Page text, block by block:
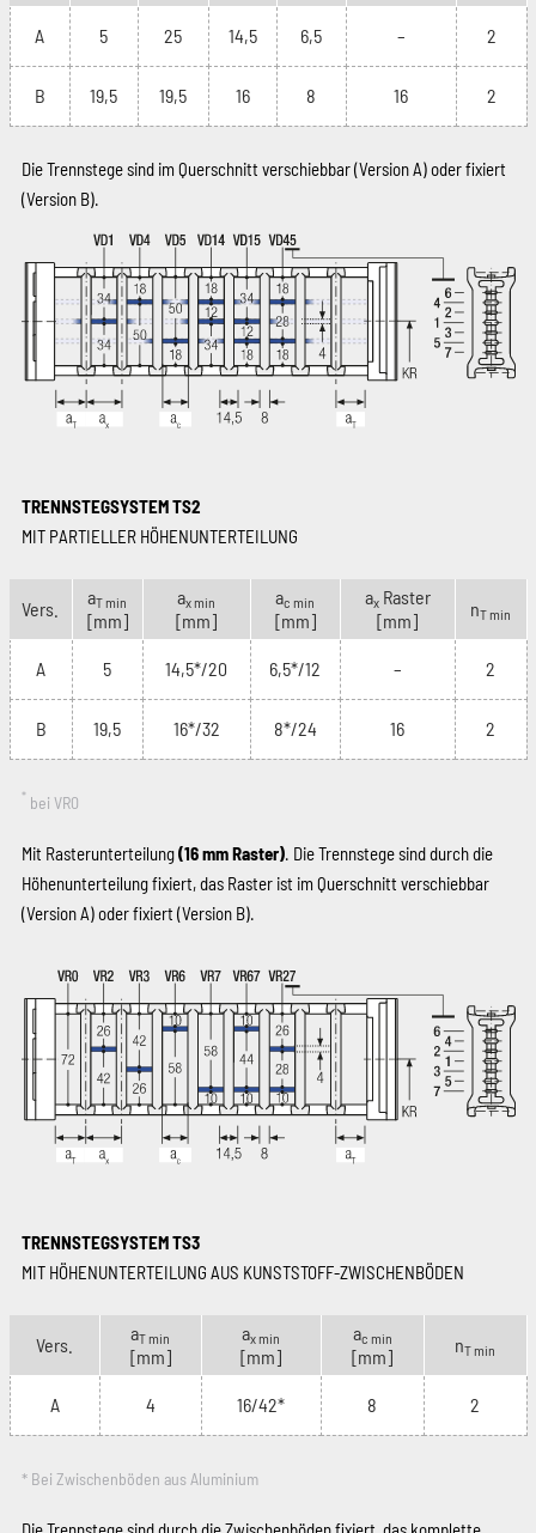
A 5 25 14,5 6,5 – 2
B 19,5 19,5 16 8 16 2
Die Trennstege sind im Querschnitt verschiebbar (Version A) oder fixiert
(Version B).
TRENNSTEGSYSTEM TS2
MIT PARTIELLER HÖHENUNTERTEILUNG
Vers.
aT min
[mm]
ax min
[mm]
ac min
[mm]
axRaster
[mm]
nT min
A 5 14,5*/20 6,5*/12 – 2
B 19,5 16*/32 8*/24 16 2
* bei VR0
Mit Rasterunterteilung(16 mm Raster). Die Trennstege sind durch die
Höhenunterteilung fixiert, das Raster ist im Querschnitt verschiebbar
(Version A) oder fixiert (Version B).
TRENNSTEGSYSTEM TS3
MIT HÖHENUNTERTEILUNG AUS KUNSTSTOFF-ZWISCHENBÖDEN
Vers.
aT min
[mm]
ax min
[mm]
ac min
[mm]
nT min
A 4 16/42* 8 2
* Bei Zwischenböden aus Aluminium